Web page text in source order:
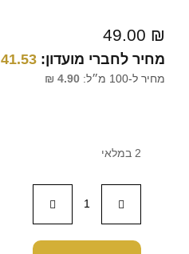
49.00 ₪
מחיר לחברי מועדון: 41.53
מחיר ל-100 מ״ל: 4.90
₪
2 במלאי